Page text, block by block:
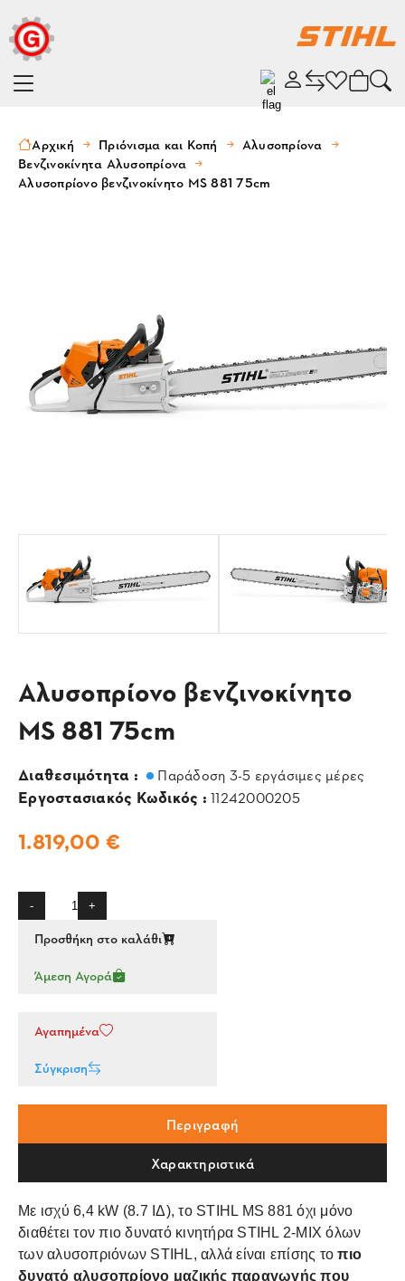
Αρχική Πριόνισμα και Κοπή
Αλυσοπρίονα
Βενζινοκίνητα Αλυσοπρίονα
Αλυσοπρίονο βενζινοκίνητο MS 881 75cm
Αλυσοπρίονο βενζινοκίνητο
MS 881 75cm
Διαθεσιμότητα : Παράδοση 3-5 εργάσιμες μέρες
Εργοστασιακός Κωδικός : 11242000205
1.819,00 €
- +
Προσθήκη στο καλάθι
Άμεση Αγορά
Αγαπημένα
Σύγκριση
Περιγραφή
Χαρακτηριστικά
Με ισχύ 6,4 kW (8.7 ΙΔ), το STIHL MS 881 όχι μόνο
διαθέτει τον πιο δυνατό κινητήρα STIHL 2-MIX όλων
των αλυσοπριόνων STIHL, αλλά είναι επίσης το πιο
δυνατό αλυσοπρίονο μαζικής παραγωγής που